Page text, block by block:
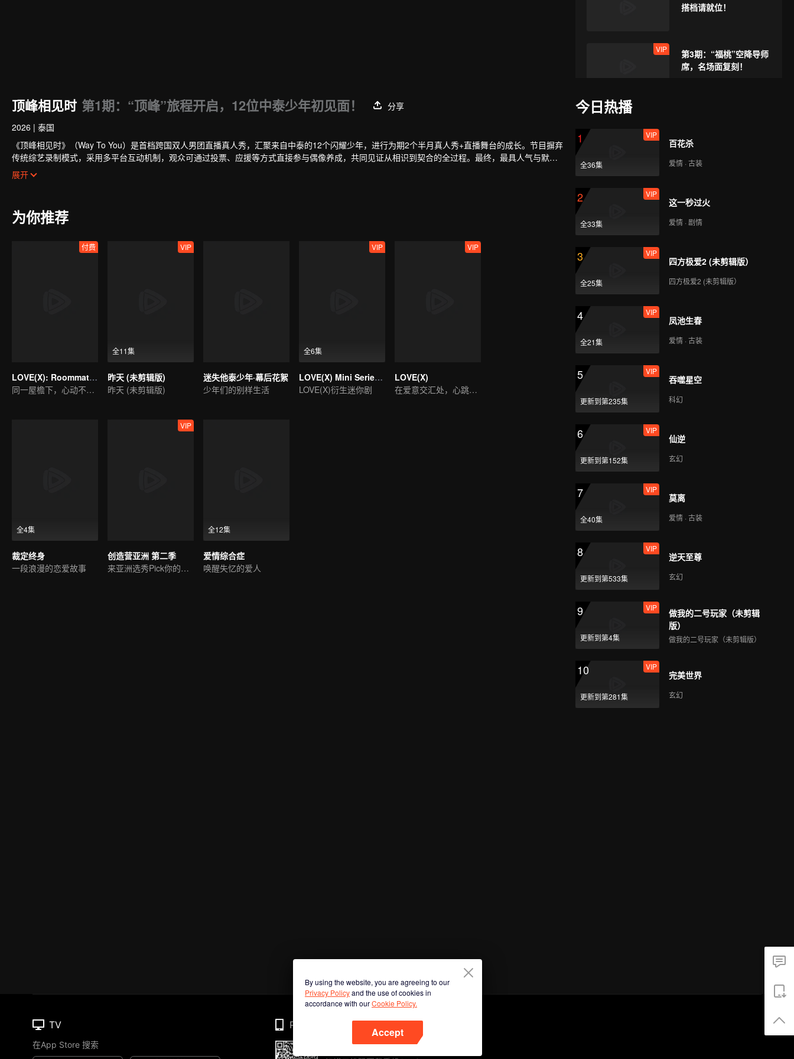
搭档请就位！
VIP
第3期：“福桃”空降导师
席，名场面复刻！
EP8加更-02
顶峰相见时 第1期：“顶峰”旅程开启，12位中泰少年初见面！
分享
2026 | 泰国
《顶峰相见时》（Way To You）是首档跨国双人男团直播真人秀，汇聚来自中泰的12个闪耀少年，进行为期2个半月真人秀+直播舞台的成长。节目摒弃
传统综艺录制模式，采用多平台互动机制，观众可通过投票、应援等方式直接参与偶像养成，共同见证从相识到契合的全过程。最终，最具人气与默契
的CP组合将在全球舞台上闪耀出道。
展开
为你推荐
付费
LOVE(X): Roommates
同一屋檐下，心动不设防！LOVE(X)合拍室友特辑
全11集
VIP
昨天 (未剪辑版)
昨天 (未剪辑版)
迷失他泰少年·幕后花絮
少年们的别样生活
全6集
VIP
LOVE(X) Mini Series: Roommates In Love
LOVE(X)衍生迷你剧
VIP
LOVE(X)
在爱意交汇处，心跳奏响缤纷旋律
全4集
裁定终身
一段浪漫的恋爱故事
VIP
创造营亚洲 第二季
来亚洲选秀Pick你的偶像
全12集
爱情综合症
唤醒失忆的爱人
今日热播
1
全36集
VIP
百花杀
爱情 · 古装
2
全33集
VIP
这一秒过火
爱情 · 剧情
3
全25集
VIP
四方极爱2 (未剪辑版）
四方极爱2 (未剪辑版）
4
全21集
VIP
凤池生春
爱情 · 古装
5
更新到第235集
VIP
吞噬星空
科幻
6
更新到第152集
VIP
仙逆
玄幻
7
全40集
VIP
莫离
爱情 · 古装
8
更新到第533集
VIP
逆天至尊
玄幻
9
更新到第4集
VIP
做我的二号玩家（未剪辑
版）
做我的二号玩家（未剪辑版）
10
更新到第281集
VIP
完美世界
玄幻
By using the website, you are agreeing to our
Privacy Policyand the use of cookies in
accordance with ourCookie Policy.
Accept
TV
在App Store 搜索
Phone